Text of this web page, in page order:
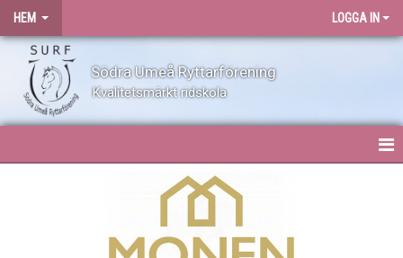
HEM LOGGA IN
Södra Umeå Ryttarförening
Kvalitetsmärkt ridskola